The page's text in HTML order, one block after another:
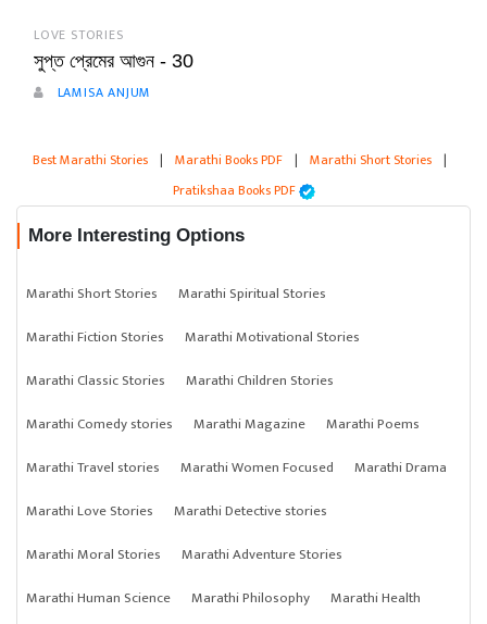
LOVE STORIES
সুপ্ত প্রেমের আগুন - 30
LAMISA ANJUM
Best Marathi Stories | Marathi Books PDF | Marathi Short Stories |
Pratikshaa Books PDF
More Interesting Options
Marathi Short Stories
Marathi Spiritual Stories
Marathi Fiction Stories
Marathi Motivational Stories
Marathi Classic Stories
Marathi Children Stories
Marathi Comedy stories
Marathi Magazine
Marathi Poems
Marathi Travel stories
Marathi Women Focused
Marathi Drama
Marathi Love Stories
Marathi Detective stories
Marathi Moral Stories
Marathi Adventure Stories
Marathi Human Science
Marathi Philosophy
Marathi Health